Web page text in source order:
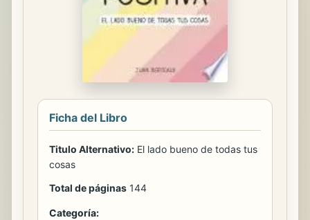
Ficha del Libro
Titulo Alternativo: El lado bueno de todas tus
cosas
Total de páginas 144
Categoría: